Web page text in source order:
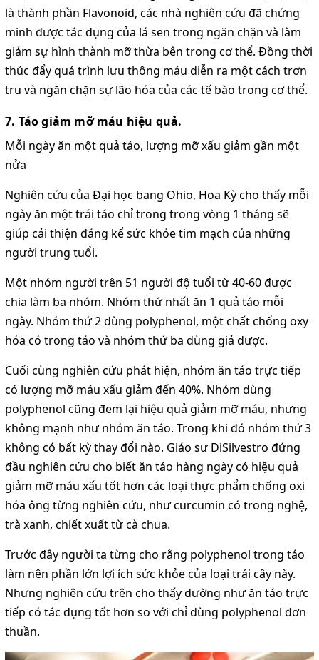
là thành phần Flavonoid, các nhà nghiên cứu đã chứng
minh được tác dụng của lá sen trong ngăn chặn và làm
giảm sự hình thành mỡ thừa bên trong cơ thể. Đồng thời
thúc đẩy quá trình lưu thông máu diễn ra một cách trơn
tru và ngăn chặn sự lão hóa của các tế bào trong cơ thể.
7. Táo giảm mỡ máu hiệu quả.
Mỗi ngày ăn một quả táo, lượng mỡ xấu giảm gần một
nửa
Nghiên cứu của Đại học bang Ohio, Hoa Kỳ cho thấy mỗi
ngày ăn một trái táo chỉ trong trong vòng 1 tháng sẽ
giúp cải thiện đáng kể sức khỏe tim mạch của những
người trung tuổi.
Một nhóm người trên 51 người độ tuổi từ 40-60 được
chia làm ba nhóm. Nhóm thứ nhất ăn 1 quả táo mỗi
ngày. Nhóm thứ 2 dùng polyphenol, một chất chống oxy
hóa có trong táo và nhóm thứ ba dùng giả dược.
Cuối cùng nghiên cứu phát hiện, nhóm ăn táo trực tiếp
có lượng mỡ máu xấu giảm đến 40%. Nhóm dùng
polyphenol cũng đem lại hiệu quả giảm mỡ máu, nhưng
không mạnh như nhóm ăn táo. Trong khi đó nhóm thứ 3
không có bất kỳ thay đổi nào. Giáo sư DiSilvestro đứng
đầu nghiên cứu cho biết ăn táo hàng ngày có hiệu quả
giảm mỡ máu xấu tốt hơn các loại thực phẩm chống oxi
hóa ông từng nghiên cứu, như curcumin có trong nghệ,
trà xanh, chiết xuất từ cà chua.
Trước đây người ta từng cho rằng polyphenol trong táo
làm nên phần lớn lợi ích sức khỏe của loại trái cây này.
Nhưng nghiên cứu trên cho thấy dường như ăn táo trực
tiếp có tác dụng tốt hơn so với chỉ dùng polyphenol đơn
thuần.